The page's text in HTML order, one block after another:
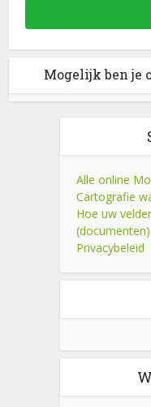
Mogelijk ben je
Alle online
Cartografie
Hoe uw
(documenten)
Privacybeleid